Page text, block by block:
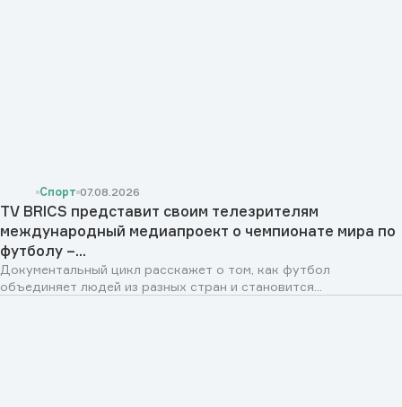
Спорт 07.08.2026
TV BRICS представит своим телезрителям
международный медиапроект о чемпионате мира по
футболу –...
Документальный цикл расскажет о том, как футбол
объединяет людей из разных стран и становится...